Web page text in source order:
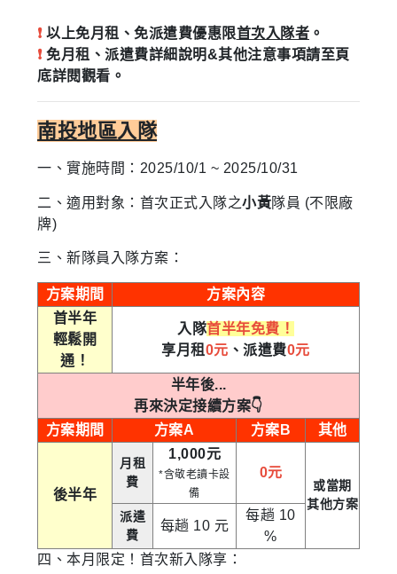
❗ 以上免月租、免派遣費優惠限首次入隊者 。
❗ 免月租、派遣費詳細說明&其他注意事項請至頁
底詳閱觀看。
南投地區入隊
一、實施時間：2025/10/1 ~ 2025/10/31
二、適用對象：首次正式入隊之小黃隊員 (不限廠
牌)
三、新隊員入隊方案：
方案期間
方案內容
首半年
輕鬆開
通！
入隊首半年免費！
享月租 0元 、派遣費0元
半年後...
再來決定接續方案👇
方案期間
方案A 方案B 其他
後半年
月租
費
1,000元
*含敬老讀卡設
備
0元
或當期
其他方案
派遣
費
每趟 10 元
每趟 10
%
四、本月限定！首次新入隊享：